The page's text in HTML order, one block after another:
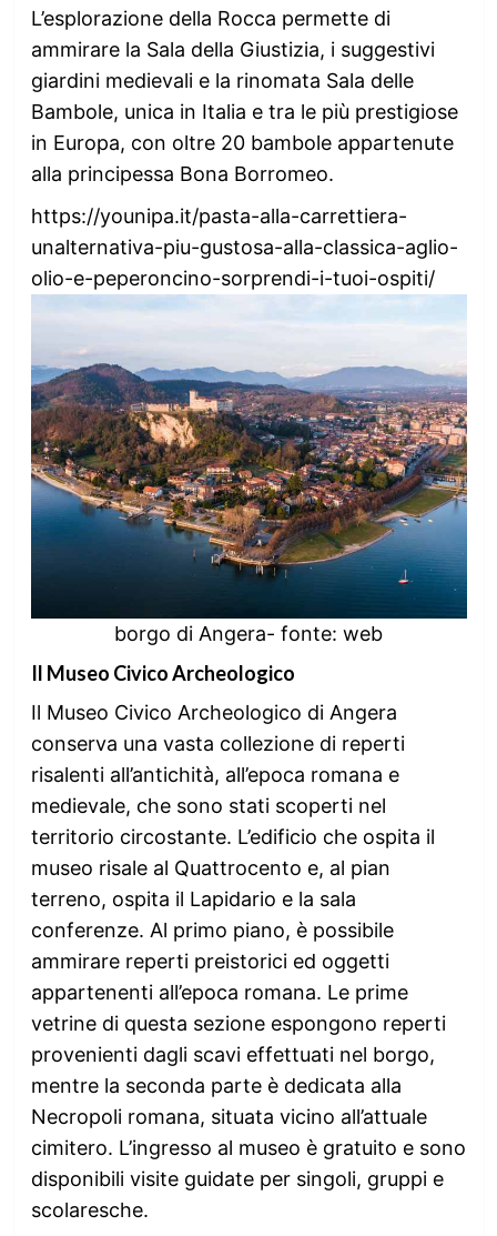
L’esplorazione della Rocca permette di
ammirare la Sala della Giustizia, i suggestivi
giardini medievali e la rinomata Sala delle
Bambole, unica in Italia e tra le più prestigiose
in Europa, con oltre 20 bambole appartenute
alla principessa Bona Borromeo.
https://younipa.it/pasta-alla-carrettiera-
unalternativa-piu-gustosa-alla-classica-aglio-
olio-e-peperoncino-sorprendi-i-tuoi-ospiti/
borgo di Angera- fonte: web
Il Museo Civico Archeologico
Il Museo Civico Archeologico di Angera
conserva una vasta collezione di reperti
risalenti all’antichità, all’epoca romana e
medievale, che sono stati scoperti nel
territorio circostante. L’edificio che ospita il
museo risale al Quattrocento e, al pian
terreno, ospita il Lapidario e la sala
conferenze. Al primo piano, è possibile
ammirare reperti preistorici ed oggetti
appartenenti all’epoca romana. Le prime
vetrine di questa sezione espongono reperti
provenienti dagli scavi effettuati nel borgo,
mentre la seconda parte è dedicata alla
Necropoli romana, situata vicino all’attuale
cimitero. L’ingresso al museo è gratuito e sono
disponibili visite guidate per singoli, gruppi e
scolaresche.